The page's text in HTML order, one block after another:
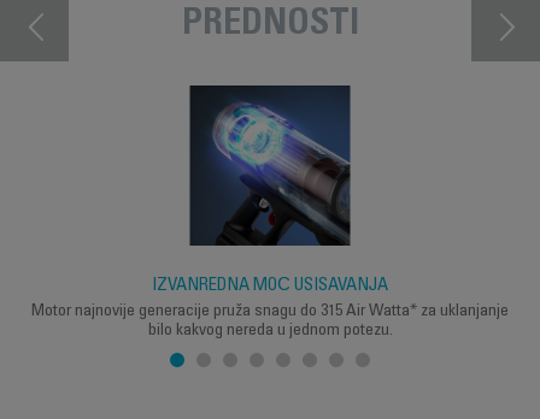
PREDNOSTI
IZVANREDNA MOĆ USISAVANJA
Motor najnovije generacije pruža snagu do 315 Air Watta* za uklanjanje
bilo kakvog nereda u jednom potezu.